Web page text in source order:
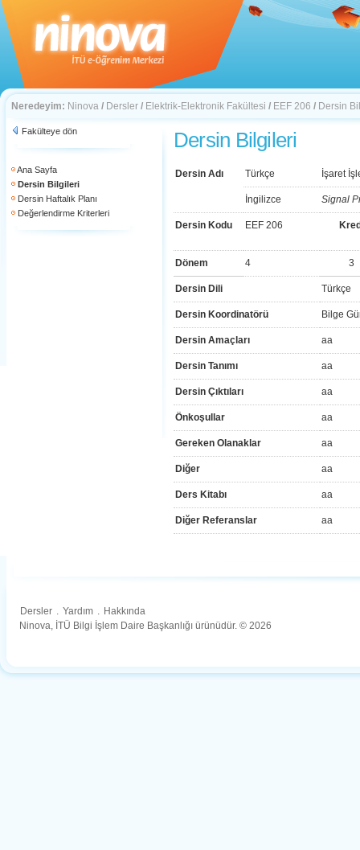
Neredeyim: Ninova / Dersler / Elektrik-Elektronik Fakültesi / EEF 206 / Dersin
Fakülteye dön
Ana Sayfa
Dersin Bilgileri
Dersin Haftalık Planı
Değerlendirme Kriterleri
Dersin Bilgileri
Dersin Adı Türkçe İşaret
İngilizce Signal
Dersin Kodu EEF 206
Dönem 4 3
Dersin Dili Türkçe
Dersin Koordinatörü Bilge
Dersin Amaçları aa
Dersin Tanımı aa
Dersin Çıktıları aa
Önkoşullar aa
Gereken Olanaklar aa
Diğer aa
Ders Kitabı aa
Diğer Referanslar aa
Dersler . Yardım . Hakkında
Ninova, İTÜ Bilgi İşlem Daire Başkanlığı ürünüdür. © 2026